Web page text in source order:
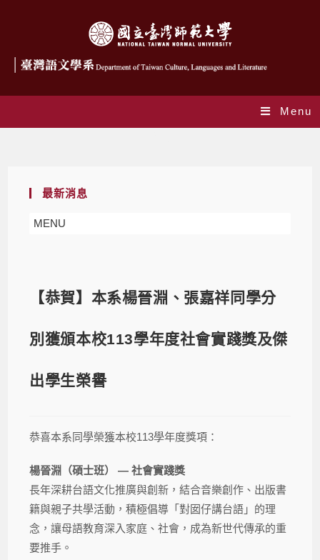
Menu
最新消息
MENU
【恭賀】本系楊晉淵、張嘉祥同學分
別獲頒本校113學年度社會實踐獎及傑
出學生榮譽
恭喜本系同學榮獲本校113學年度獎項：
楊晉淵（碩士班） — 社會實踐獎
長年深耕台語文化推廣與創新，結合音樂創作、出版書
籍與親子共學活動，積極倡導「對囡仔講台語」的理
念，讓母語教育深入家庭、社會，成為新世代傳承的重
要推手。